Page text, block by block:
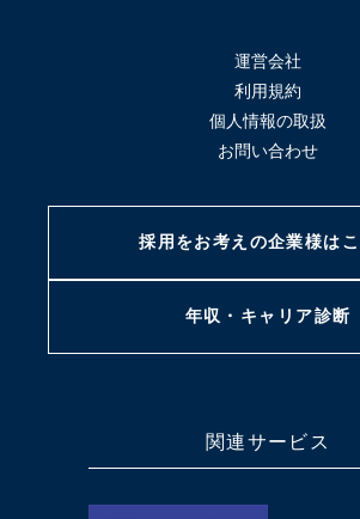
運営会社
利用規約
個人情報の取扱
お問い合わせ
採用をお考えの企業様は
年収・キャリア診断
関連サービス